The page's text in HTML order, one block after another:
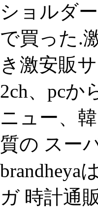
ショルダ
で買った.
き激安販
2ch、pcか
ニュー、
質の スー
brandheya
ガ 時計通